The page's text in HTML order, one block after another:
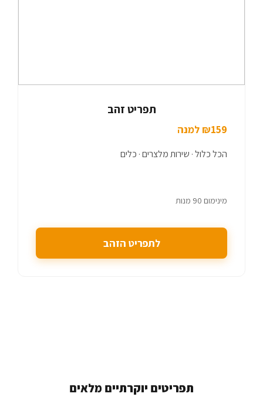
תפריט זהב
₪159 למנה
הכל כלול · שירות מלצרים · כלים
מינימום 90 מנות
לתפריט הזהב
תפריטים יוקרתיים מלאים